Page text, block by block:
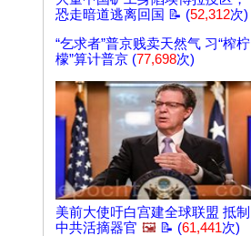
恐走暗道逃离回国 📝 (52,312次)
“乞求者”普京贱卖天然气 习“榨柠
檬”算计普京 (77,698次)
美前大使吁白宫建全球联盟 抵制
中共活摘器官 🖼️ 📝 (61,441次)